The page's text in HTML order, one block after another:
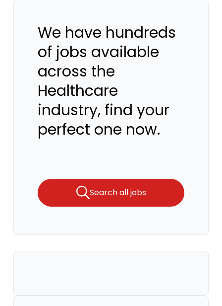
We have hundreds
of jobs available
across the
Healthcare
industry, find your
perfect one now.
Search all jobs